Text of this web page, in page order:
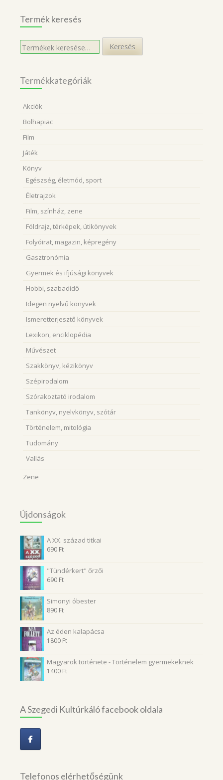
Termék keresés
Keresés
a
Keresés
Termékkategóriák
Akciók
Bolhapiac
Film
Játék
Könyv
Egészség, életmód, sport
Életrajzok
Film, színház, zene
Földrajz, térképek, útikönyvek
Folyóirat, magazin, képregény
Gasztronómia
Gyermek és ifjúsági könyvek
Hobbi, szabadidő
Idegen nyelvű könyvek
Ismeretterjesztő könyvek
Lexikon, enciklopédia
Művészet
Szakkönyv, kézikönyv
Szépirodalom
Szórakoztató irodalom
Tankönyv, nyelvkönyv, szótár
Történelem, mitológia
Tudomány
Vallás
Zene
Újdonságok
A XX. század titkai
690 Ft
"Tündérkert" őrzői
690 Ft
Simonyi óbester
890 Ft
Az éden kalapácsa
1800 Ft
Magyarok története - Történelem gyermekeknek
1400 Ft
A Szegedi Kultúrkáló facebook oldala
Telefonos elérhetőségünk